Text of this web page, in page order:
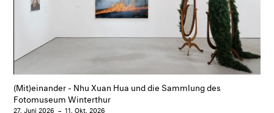
(Mit)einander - Nhu Xuan Hua und die Sammlung des
Fotomuseum Winterthur
27. Juni 2026 –11. Okt. 2026